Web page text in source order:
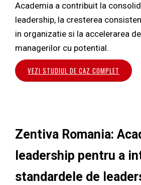
Academia a contribuit la
leadership, la cresterea
in organizatie si la accelerarea
managerilor cu potential.
VEZI STUDIUL DE CAZ COMPLET
Zentiva Romania:
leadership pentru a
standardele de